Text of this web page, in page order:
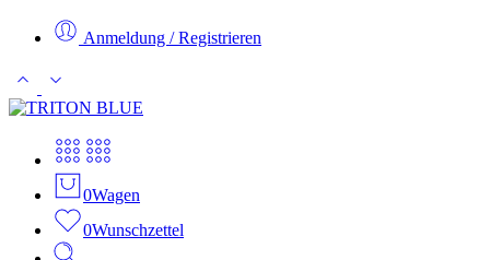
Anmeldung / Registrieren
0Wagen
0Wunschzettel